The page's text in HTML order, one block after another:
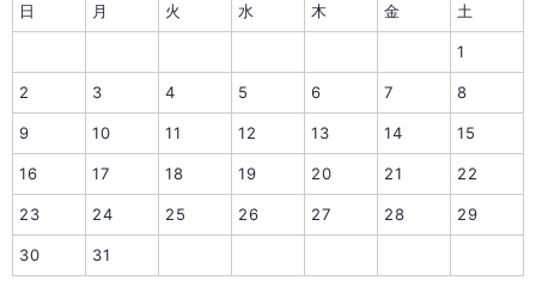
日
月 火 水 木 金 土
1
2 3 4 5 6 7 8
9 10 11 12 13 14 15
16 17 18 19 20 21 22
23 24 25 26 27 28 29
30 31